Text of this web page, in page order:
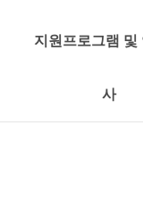
지원프로그램 및
사